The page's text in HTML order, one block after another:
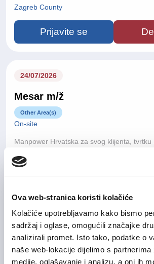
Ova web-stranica koristi kolačiće
Kolačiće upotrebljavamo kako bismo
sadržaj i oglase, omogućili značajke
analizirali promet. Isto tako, podatke o
naše web-lokacije dijelimo s
medije, oglašavanje i analizu, a oni ih
Zagreb County
Prijavite se
24/07/2026
Mesar m/ž
Other Area(s)
On-site
Manpower Hrvatska za svog klijenta, tvrtku
distribucijom svježeg mesa i mesnih
Prijavite se
24/07/2026